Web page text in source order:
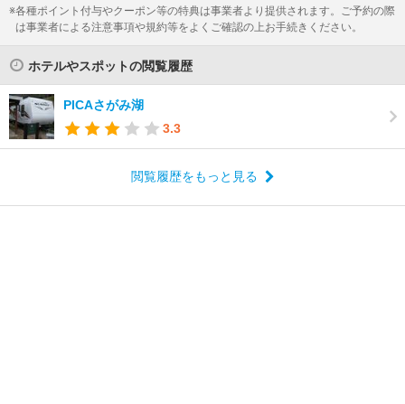
各種ポイント付与やクーポン等の特典は事業者より提供されます。ご予約の際
は事業者による注意事項や規約等をよくご確認の上お手続きください。
ホテルやスポットの閲覧履歴
PICAさがみ湖
3.3
閲覧履歴をもっと見る